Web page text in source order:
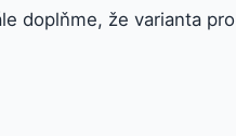
doplňme, že varianta pro